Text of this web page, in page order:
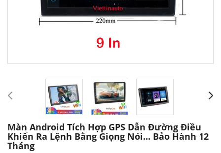
Màn Android Tích Hợp GPS Dẫn Đường Điều
Khiển Ra Lệnh Bằng Giọng Nói... Bảo Hành 12
Tháng